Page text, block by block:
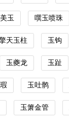
玉 噀玉喷珠
天玉柱 玉钩
玉夔龙 玉趾
玉吐鹘
玉箫金管